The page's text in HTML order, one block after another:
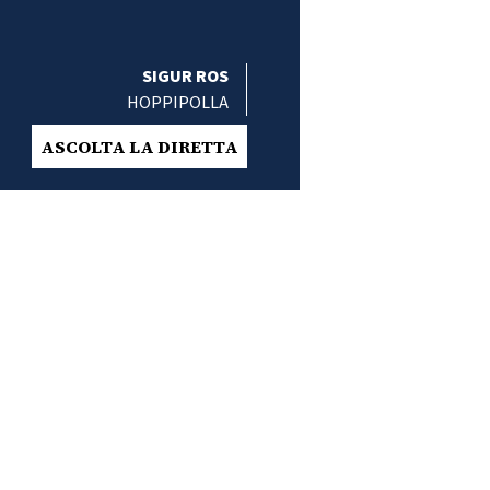
SIGUR ROS
HOPPIPOLLA
ASCOLTA LA DIRETTA